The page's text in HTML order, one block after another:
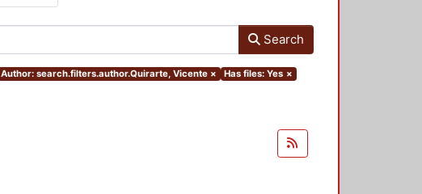
Search
Author: search.filters.author.Quirarte, Vicente × Has files: Yes ×